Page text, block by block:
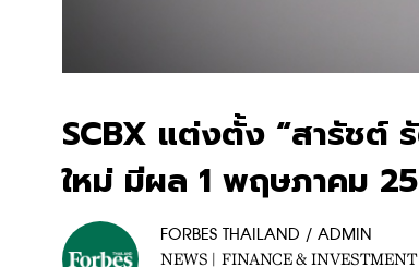
SCBX แต่งตั้ง “สารัชต์
ใหม่ มีผล 1 พฤษภาคม
FORBES THAILAND / ADMIN
NEWS | FINANCE & INVESTMENT